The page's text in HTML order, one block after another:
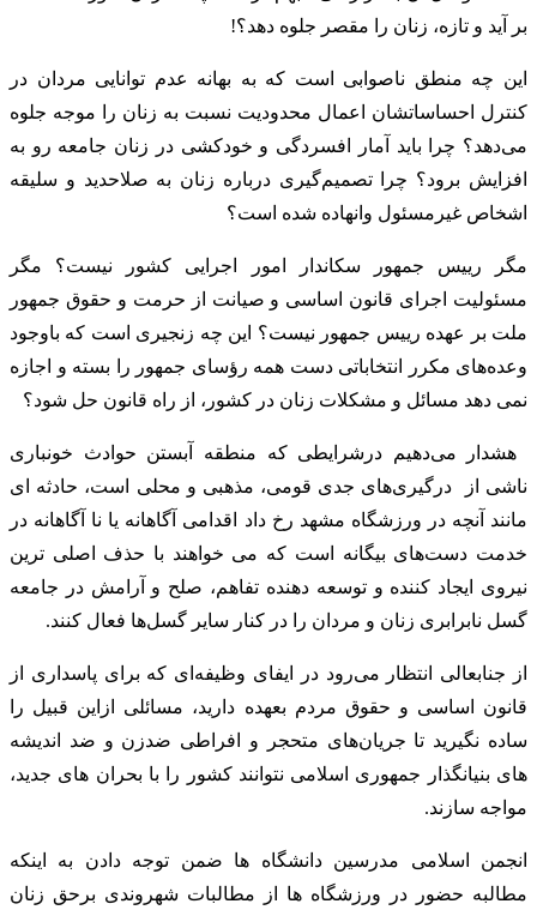
بر آید و تازه، زنان را مقصر جلوه دهد؟!
این چه منطق ناصوابی است که به بهانه عدم توانایی مردان در
کنترل احساساتشان اعمال محدودیت نسبت به زنان را موجه جلوه
می‌دهد؟ چرا باید آمار افسردگی و خودکشی در زنان جامعه رو به
افزایش برود؟ چرا تصمیم‌گیری درباره زنان به صلاحدید و سلیقه
اشخاص غیرمسئول وانهاده شده است؟
مگر رییس جمهور سکاندار امور اجرایی کشور نیست؟ مگر
مسئولیت اجرای قانون اساسی و صیانت از حرمت و حقوق جمهور
ملت بر عهده رییس جمهور نیست؟ این چه زنجیری است که باوجود
وعده‌های مکرر انتخاباتی دست همه رؤسای جمهور را بسته و اجازه
نمی دهد مسائل و مشکلات زنان در کشور، از راه قانون حل شود؟
‎ هشدار می‌دهیم درشرایطی که منطقه آبستن حوادث خونباری
ناشی از درگیری‌های جدی قومی، مذهبی و محلی است، حادثه ای
مانند آنچه در ورزشگاه مشهد رخ داد اقدامی آگاهانه یا نا آگاهانه در
خدمت دست‌های بیگانه است که می خواهند با حذف اصلی ترین
نیروی ایجاد کننده و توسعه دهنده تفاهم، صلح و آرامش در جامعه
گسل نابرابری زنان و‌ مردان را در کنار سایر گسل‌ها فعال کنند.
از جنابعالی انتظار می‌رود در ایفای وظیفه‌ای که برای پاسداری از
قانون اساسی و حقوق مردم بعهده دارید، مسائلی ازاین قبیل را
ساده نگیرید تا جریان‌های متحجر و افراطی ضدزن و ضد اندیشه
های بنیانگذار جمهوری اسلامی نتوانند کشور را با بحران های جدید،
مواجه سازند.
انجمن اسلامی مدرسین دانشگاه ها ضمن توجه دادن به اینکه
مطالبه حضور در ورزشگاه ها از مطالبات شهروندی برحق زنان